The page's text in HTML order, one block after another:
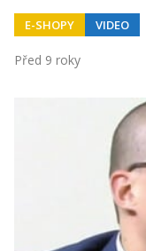
E-SHOPY VIDEO
Před 9 roky